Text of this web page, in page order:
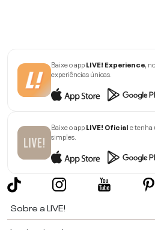
Baixe o appLIVE! Experience ,
experiências únicas.
Baixe o appLIVE! Oficiale tenha
simples.
Sobre a LIVE!